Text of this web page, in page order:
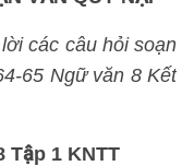
các câu hỏi soạn
65 Ngữ văn 8 Kết
Tập 1 KNTT